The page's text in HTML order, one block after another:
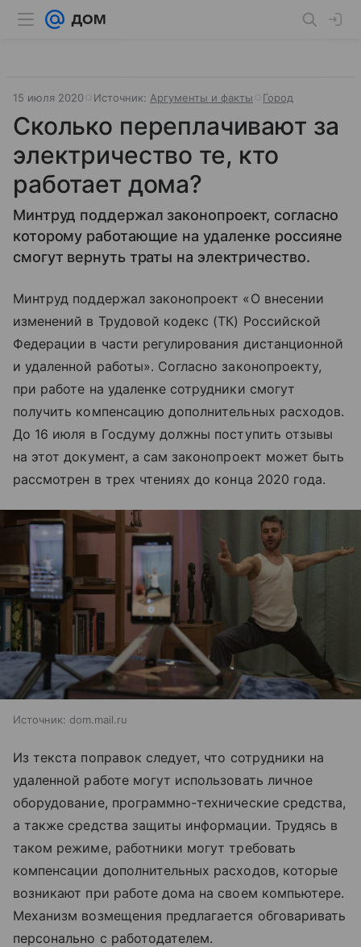
15 июля 2020 Источник: Аргументы и факты Город
Сколько переплачивают за
электричество те, кто
работает дома?
Минтруд поддержал законопроект, согласно
которому работающие на удаленке россияне
смогут вернуть траты на электричество.
Минтруд поддержал законопроект «О внесении
изменений в Трудовой кодекс (ТК) Российской
Федерации в части регулирования дистанционной
и удаленной работы». Согласно законопроекту,
при работе на удаленке сотрудники смогут
получить компенсацию дополнительных расходов.
До 16 июля в Госдуму должны поступить отзывы
на этот документ, а сам законопроект может быть
рассмотрен в трех чтениях до конца 2020 года.
Источник: dom.mail.ru
Из текста поправок следует, что сотрудники на
удаленной работе могут использовать личное
оборудование, программно-технические средства,
а также средства защиты информации. Трудясь в
таком режиме, работники могут требовать
компенсации дополнительных расходов, которые
возникают при работе дома на своем компьютере.
Механизм возмещения предлагается обговаривать
персонально с работодателем.